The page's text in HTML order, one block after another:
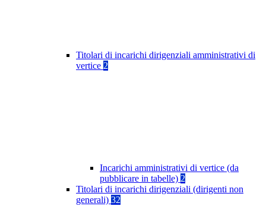
Titolari di incarichi dirigenziali amministrativi di
vertice 2
Incarichi amministrativi di vertice (da
pubblicare in tabelle) 2
Titolari di incarichi dirigenziali (dirigenti non
generali) 32